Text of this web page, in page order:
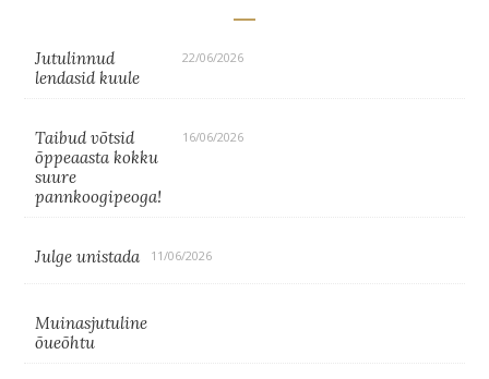
Jutulinnud
lendasid kuule
22/06/2026
Taibud võtsid
õppeaasta kokku
suure
pannkoogipeoga!
16/06/2026
Julge unistada 11/06/2026
Muinasjutuline
õueõhtu